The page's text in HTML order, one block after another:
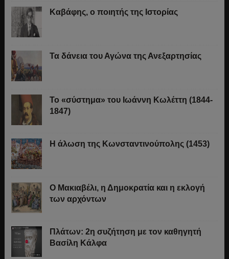
Καβάφης, ο ποιητής της Ιστορίας
Τα δάνεια του Αγώνα της Ανεξαρτησίας
Το «σύστημα» του Ιωάννη Κωλέττη (1844-
1847)
Η άλωση της Κωνσταντινούπολης (1453)
Ο Μακιαβέλι, η Δημοκρατία και η εκλογή
των αρχόντων
Πλάτων: 2η συζήτηση με τον καθηγητή
Βασίλη Κάλφα